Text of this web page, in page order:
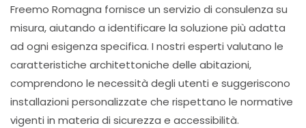
Freemo Romagna fornisce un servizio di consulenza su
misura, aiutando a identificare la soluzione più adatta
ad ogni esigenza specifica. I nostri esperti valutano le
caratteristiche architettoniche delle abitazioni,
comprendono le necessità degli utenti e suggeriscono
installazioni personalizzate che rispettano le normative
vigenti in materia di sicurezza e accessibilità.